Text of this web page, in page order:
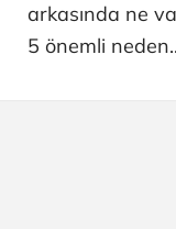
arkasında ne
5 önemli